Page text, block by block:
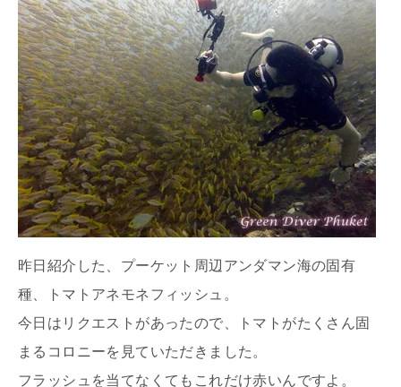
昨日紹介した、プーケット周辺アンダマン海の固有
種、トマトアネモネフィッシュ。
今日はリクエストがあったので、トマトがたくさん固
まるコロニーを見ていただきました。
フラッシュを当てなくてもこれだけ赤いんですよ。